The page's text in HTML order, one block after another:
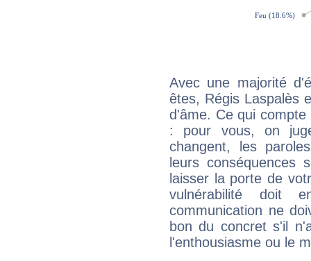
Avec une majorité
êtes, Régis Laspalès
d'âme. Ce qui
: pour vous, on
changent, les
leurs conséquences
laisser la porte de
vulnérabilité doit
communication ne
bon du concret s'il
l'enthousiasme ou le